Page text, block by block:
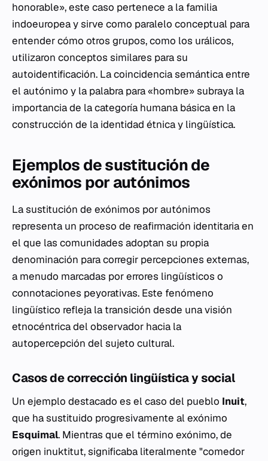
honorable», este caso pertenece a la familia
indoeuropea y sirve como paralelo conceptual para
entender cómo otros grupos, como los urálicos,
utilizaron conceptos similares para su
autoidentificación. La coincidencia semántica entre
el autónimo y la palabra para «hombre» subraya la
importancia de la categoría humana básica en la
construcción de la identidad étnica y lingüística.
Ejemplos de sustitución de
exónimos por autónimos
La sustitución de exónimos por autónimos
representa un proceso de reafirmación identitaria en
el que las comunidades adoptan su propia
denominación para corregir percepciones externas,
a menudo marcadas por errores lingüísticos o
connotaciones peyorativas. Este fenómeno
lingüístico refleja la transición desde una visión
etnocéntrica del observador hacia la
autopercepción del sujeto cultural.
Casos de corrección lingüística y social
Un ejemplo destacado es el caso del pueblo Inuit,
que ha sustituido progresivamente al exónimo
Esquimal. Mientras que el término exónimo, de
origen inuktitut, significaba literalmente "comedor